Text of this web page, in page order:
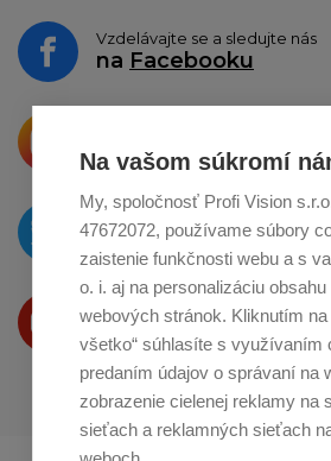
Vzdelávajte se a sledujte nás
na Facebooku
o zdieľanie na
O novinkách píšeme
naTwitteri
Produkty Vám predstavujeme
na Youtube
Na vašom súkromí
My, spoločnosť Profi Vision
47672072, používame súbory
zaistenie funkčnosti webu a s
o. i. aj na personalizáciu
webových stránok. Kliknutím na
všetko“ súhlasíte s využívaním
predaním údajov o správaní na
zobrazenie cielenej reklamy na
sieťach a reklamných sieťach